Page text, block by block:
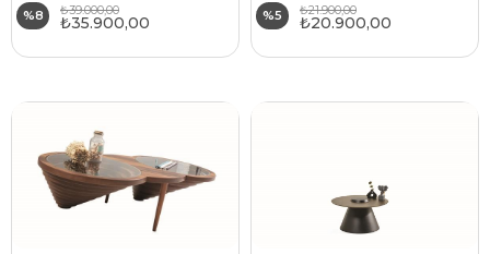
%8 ₺35.900,00
₺39.000,00 %5 ₺20.900,00
₺21.900,00